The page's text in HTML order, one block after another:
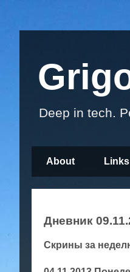
Deep in tech.
About
Дневник
Скрины за